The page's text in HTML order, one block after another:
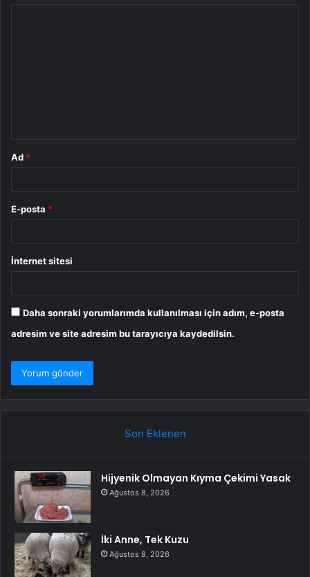
Ad *
E-posta *
İnternet sitesi
Daha sonraki yorumlarımda kullanılması için adım, e-posta
adresim ve site adresim bu tarayıcıya kaydedilsin.
Son Eklenen
Hijyenik Olmayan Kıyma Çekimi Yasak
Ağustos 8, 2026
İki Anne, Tek Kuzu
Ağustos 8, 2026